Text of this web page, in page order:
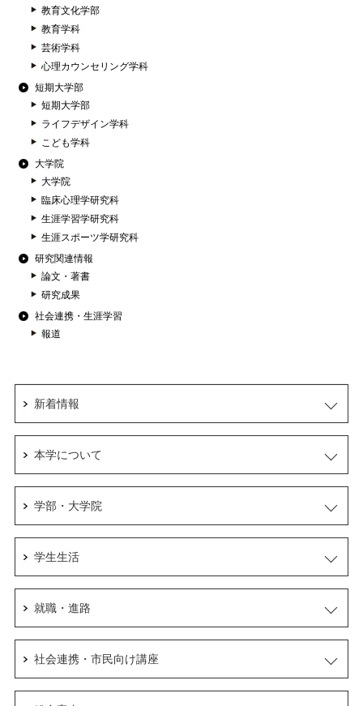
教育文化学部
教育学科
芸術学科
心理カウンセリング学科
短期大学部
短期大学部
ライフデザイン学科
こども学科
大学院
大学院
臨床心理学研究科
生涯学習学研究科
生涯スポーツ学研究科
研究関連情報
論文・著書
研究成果
社会連携・生涯学習
報道
新着情報
本学について
学部・大学院
学生生活
就職・進路
社会連携・市民向け講座